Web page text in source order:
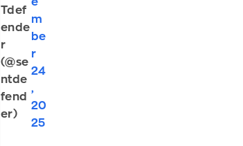
Tdef
ende
r
(@se
ntde
fend
er)
m
be
r
24
,
20
25